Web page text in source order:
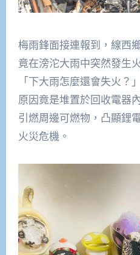
梅雨鋒面接連報到，線西
竟在滂沱大雨中突然發生
「下大雨怎麼還會失火？
原因竟是堆置於回收電器
引燃周邊可燃物，凸顯鋰
火災危機。